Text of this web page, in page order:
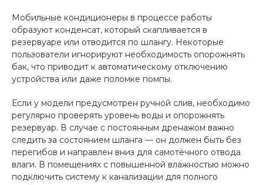
Мобильные кондиционеры в процессе работы
образуют конденсат, который скапливается в
резервуаре или отводится по шлангу. Некоторые
пользователи игнорируют необходимость опорожнять
бак, что приводит к автоматическому отключению
устройства или даже поломке помпы.
Если у модели предусмотрен ручной слив, необходимо
регулярно проверять уровень воды и опорожнять
резервуар. В случае с постоянным дренажом важно
следить за состоянием шланга — он должен быть без
перегибов и направлен вниз для самотёчного отвода
влаги. В помещениях с повышенной влажностью можно
подключить систему к канализации для полного